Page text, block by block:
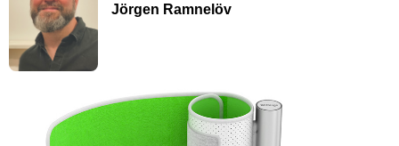
Jörgen Ramnelöv